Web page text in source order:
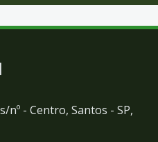
nº - Centro, Santos - SP,